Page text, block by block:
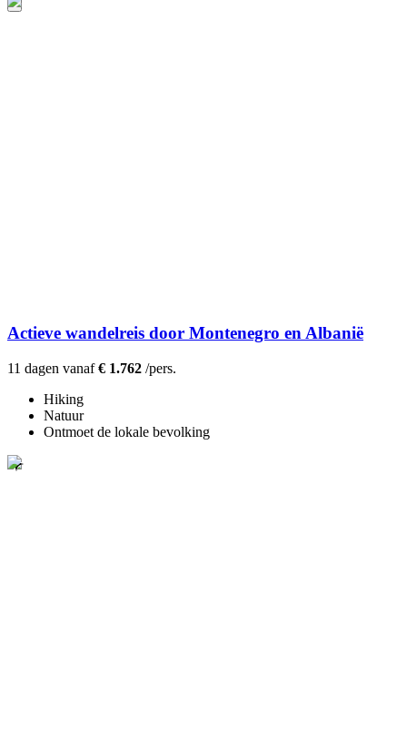
Actieve wandelreis door Montenegro en Albanië
11 dagen vanaf€ 1.762 /pers.
Hiking
Natuur
Ontmoet de lokale bevolking